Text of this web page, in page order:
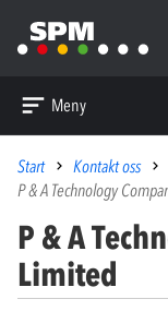
Meny
Start Kontakt oss
P & A Technology
P & A
Limited